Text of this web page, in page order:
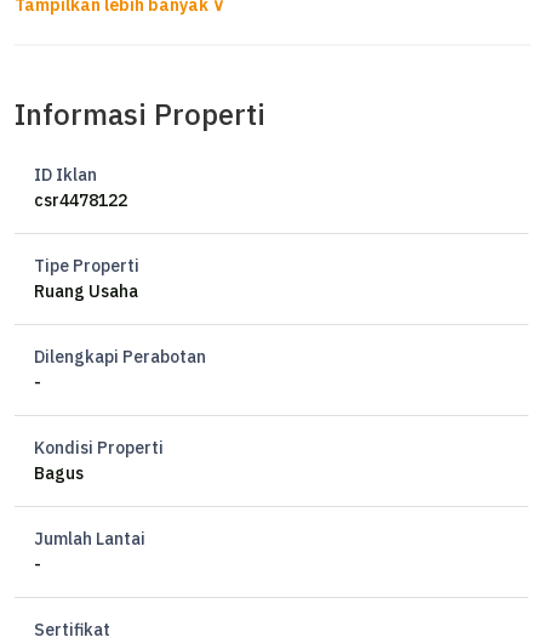
Informasi Properti
ID Iklan
csr4478122
Tipe Properti
Ruang Usaha
Dilengkapi Perabotan
-
Kondisi Properti
Bagus
Jumlah Lantai
-
Sertifikat